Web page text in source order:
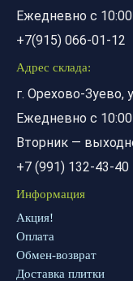
Ежедневно с
+7(915) 066-01-12
Адрес склада:
г. Орехово-Зуево,
Ежедневно с
Вторник —
+7 (991) 132-43-40
Информация
Акция!
Оплата
Обмен-возврат
Доставка плитки